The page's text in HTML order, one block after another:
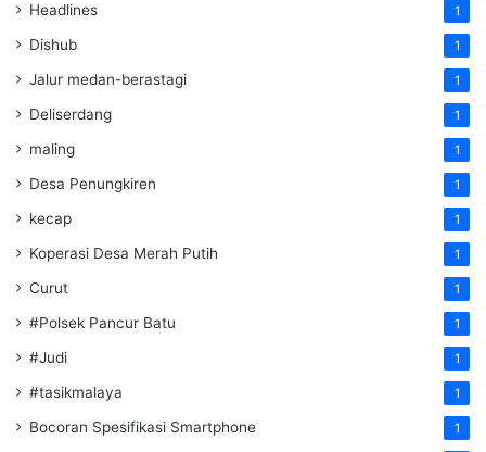
Headlines 1
Dishub 1
Jalur medan-berastagi 1
Deliserdang 1
maling 1
Desa Penungkiren 1
kecap 1
Koperasi Desa Merah Putih 1
Curut 1
#Polsek Pancur Batu 1
#Judi 1
#tasikmalaya 1
Bocoran Spesifikasi Smartphone 1